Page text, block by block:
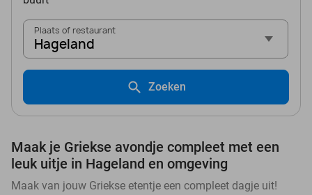
Plaats of restaurant
Hageland
Zoeken
Maak je Griekse avondje compleet met een
leuk uitje in Hageland en omgeving
Maak van jouw Griekse etentje een compleet dagje uit!